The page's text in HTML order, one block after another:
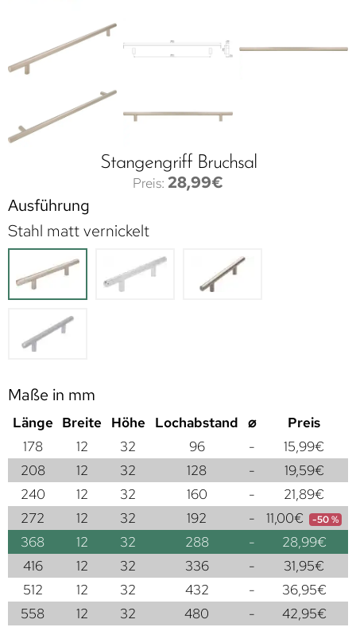
Stangengriff Bruchsal
28,99€
Ausführung
Stahl matt vernickelt
Maße in mm
Länge Breite Höhe Lochabstand ⌀
Preis
178
12 32 96 - 15,99€
208
12 32 128 - 19,59€
240
12 32 160 - 21,89€
272
12 32 192 - 11,00€ -50 %
368 12 32 288 - 28,99€
416
12 32 336 - 31,95€
512
12 32 432 - 36,95€
558
12 32 480 - 42,95€